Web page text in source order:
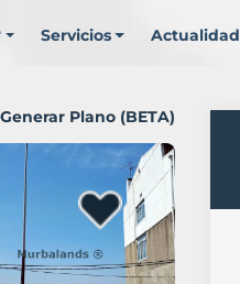
Servicios Actualidad
Generar Plano (BETA)